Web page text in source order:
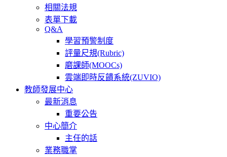
相關法規
表單下載
Q&A
學習預警制度
評量尺規(Rubric)
磨課師(MOOCs)
雲端即時反饋系統(ZUVIO)
教師發展中心
最新消息
重要公告
中心簡介
主任的話
業務職掌